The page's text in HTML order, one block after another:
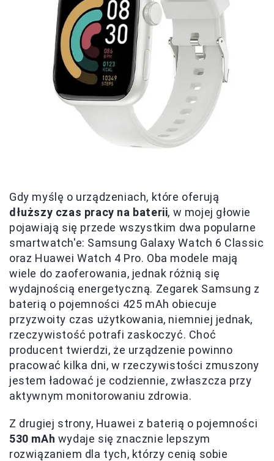
Gdy myślę o urządzeniach, które oferują
dłuższy czas pracy na baterii, w mojej głowie
pojawiają się przede wszystkim dwa popularne
smartwatch'e: Samsung Galaxy Watch 6 Classic
oraz Huawei Watch 4 Pro. Oba modele mają
wiele do zaoferowania, jednak różnią się
wydajnością energetyczną. Zegarek Samsung z
baterią o pojemności 425 mAh obiecuje
przyzwoity czas użytkowania, niemniej jednak,
rzeczywistość potrafi zaskoczyć. Choć
producent twierdzi, że urządzenie powinno
pracować kilka dni, w rzeczywistości zmuszony
jestem ładować je codziennie, zwłaszcza przy
aktywnym monitorowaniu zdrowia.
Z drugiej strony, Huawei z baterią o pojemności
530 mAh wydaje się znacznie lepszym
rozwiązaniem dla tych, którzy cenią sobie